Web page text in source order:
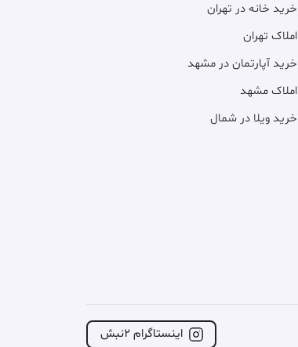
خرید خانه در تهران
املاک تهران
خرید آپارتمان در مشهد
املاک مشهد
خرید ویلا در شمال
اینستاگرام ۲نبش